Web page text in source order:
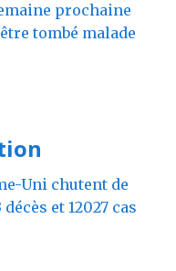
prochaine
tombé malade
Uni chutent de
et 12027 cas